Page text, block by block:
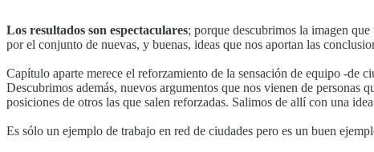
Los resultados son espectaculares; porque descubrimos la imagen
por el conjunto de nuevas, y buenas, ideas que nos aportan las
Capítulo aparte merece el reforzamiento de la sensación de equipo -de
Descubrimos además, nuevos argumentos que nos vienen de personas
posiciones de otros las que salen reforzadas. Salimos de allí con una
Es sólo un ejemplo de trabajo en red de ciudades pero es un buen